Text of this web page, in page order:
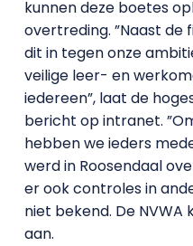
kunnen deze boetes
overtreding. ”Naast de
dit in tegen onze
veilige leer- en
iedereen”, laat de
bericht op intranet.
hebben we ieders
werd in Roosendaal
er ook controles in
niet bekend. De
aan.